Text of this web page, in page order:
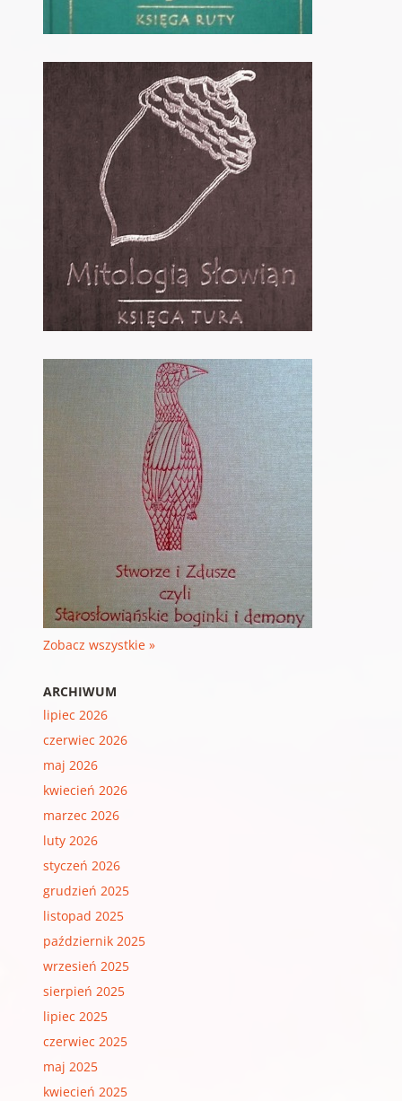
Zobacz wszystkie »
ARCHIWUM
lipiec 2026
czerwiec 2026
maj 2026
kwiecień 2026
marzec 2026
luty 2026
styczeń 2026
grudzień 2025
listopad 2025
październik 2025
wrzesień 2025
sierpień 2025
lipiec 2025
czerwiec 2025
maj 2025
kwiecień 2025